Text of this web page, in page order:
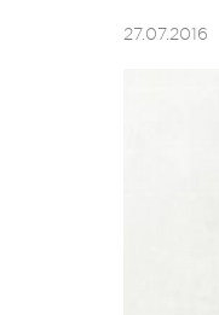
27.07.2016